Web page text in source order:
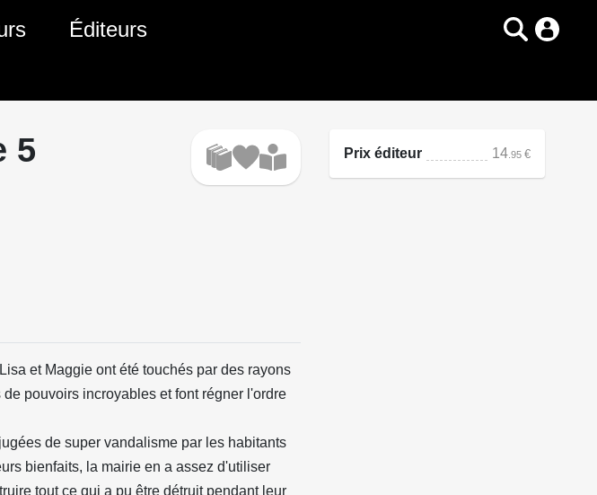
Éditeurs
5
et Maggie ont été touchés par des rayons
pouvoirs incroyables et font régner l'ordre
de super vandalisme par les habitants
bienfaits, la mairie en a assez d'utiliser
tout ce qui a pu être détruit pendant leur
Prix éditeur 14.95 €